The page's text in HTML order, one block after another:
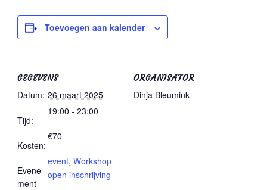
Toevoegen aan kalender
GEGEVENS
Datum: 26 maart 2025
Tijd:
19:00 - 23:00
Kosten:
€70
Evene
ment
event,Workshop
open inschrijving
ORGANISATOR
Dinja Bleumink